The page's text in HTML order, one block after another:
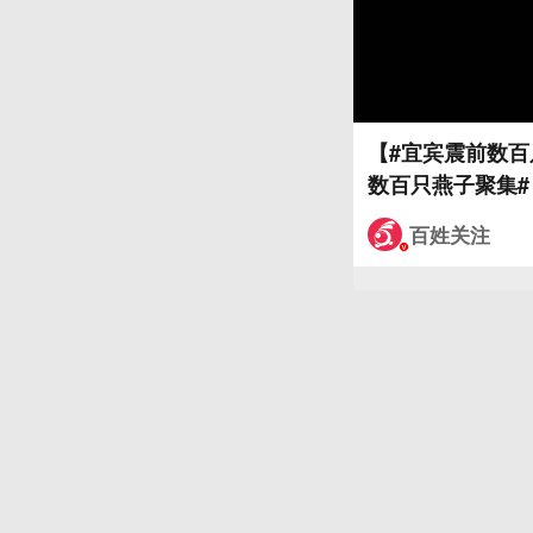
【#宜宾震前数
数百只燕子聚集
见燕子聚集的异
百米路段的电线
百姓关注